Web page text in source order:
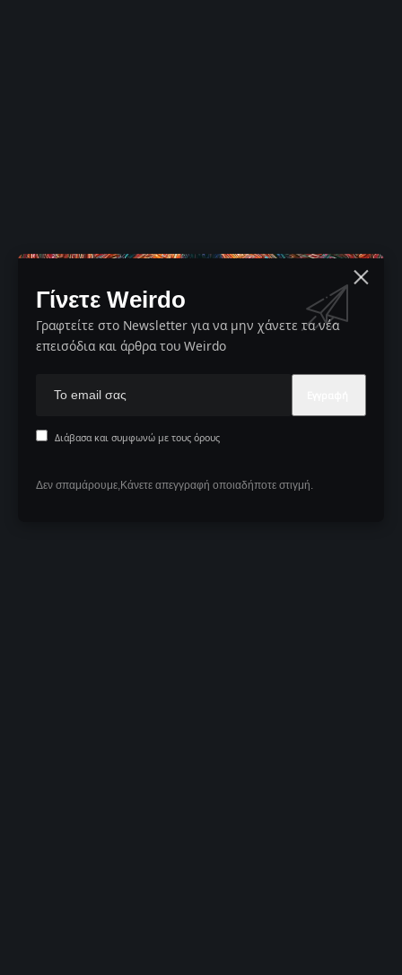
Γίνετε Weirdo
Γραφτείτε στο Newsletter για να μην χάνετε τα νέα
επεισόδια και άρθρα του Weirdo
Διάβασα και συμφωνώ με τους όρους
Δεν σπαμάρουμε,Κάνετε απεγγραφή οποιαδήποτε στιγμή.